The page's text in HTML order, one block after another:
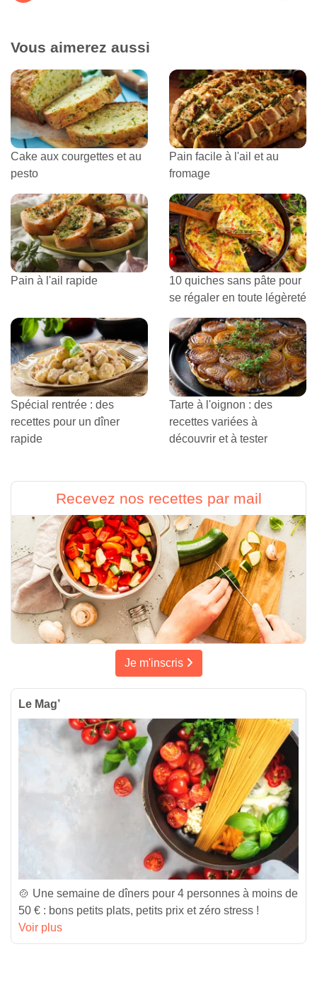
Vous aimerez aussi
Cake aux courgettes et au
pesto
Pain facile à l'ail et au
fromage
Pain à l'ail rapide
10 quiches sans pâte pour
se régaler en toute légèreté
Spécial rentrée : des
recettes pour un dîner
rapide
Tarte à l'oignon : des
recettes variées à
découvrir et à tester
Recevez nos recettes par mail
Je m'inscris
Le Mag’
🍲 Une semaine de dîners pour 4 personnes à moins de
50 € : bons petits plats, petits prix et zéro stress !
Voir plus